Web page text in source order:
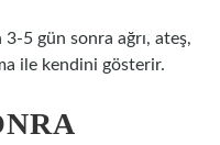
5 gün sonra ağrı, ateş,
ile kendini gösterir.